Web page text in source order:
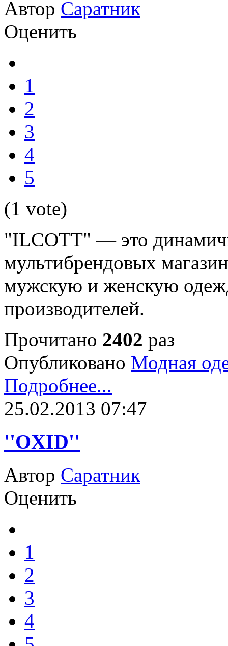
Автор Саратник
Оценить
1
2
3
4
5
(1 vote)
"ILCOTT" — это
мультибрендовых
мужскую и женскую
производителей.
Прочитано 2402 раз
Опубликовано Модная
Подробнее...
25.02.2013 07:47
''OXID''
Автор Саратник
Оценить
1
2
3
4